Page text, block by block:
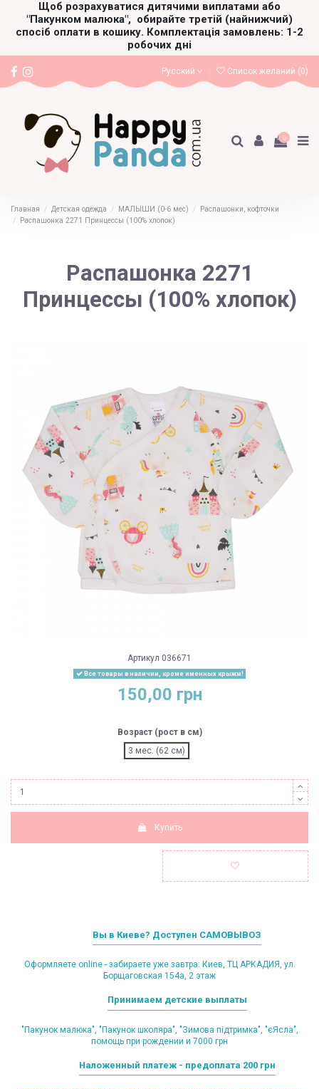
Щоб розрахуватися дитячими виплатами або
"Пакунком малюка", обирайте третій (найнижчий)
спосіб оплати в кошику. Комплектація замовлень: 1-2
робочих дні
Русский Список желаний (0)
0
Главная Детская одежда МАЛЫШИ (0-6 мес)
Распашонки, кофточки
Распашонка 2271 Принцессы (100% хлопок)
Распашонка 2271
Принцессы (100% хлопок)
Артикул 036671
Все товары в наличии, кроме именных крыжм!
150,00 грн
Возраст (рост в см)
3 мес. (62 см)
Купить
Вы в Киеве? Доступен САМОВЫВОЗ
Оформляете online - забираете уже завтра: Киев, ТЦ АРКАДИЯ, ул.
Борщаговская 154а, 2 этаж
Принимаем детские выплаты
"Пакунок малюка", "Пакунок школяра", "Зимова підтримка", "єЯсла",
помощь при рождении и 7000 грн
Наложенный платеж - предоплата 200 грн